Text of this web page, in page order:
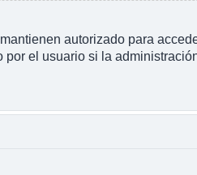
autorizado para
el usuario si la